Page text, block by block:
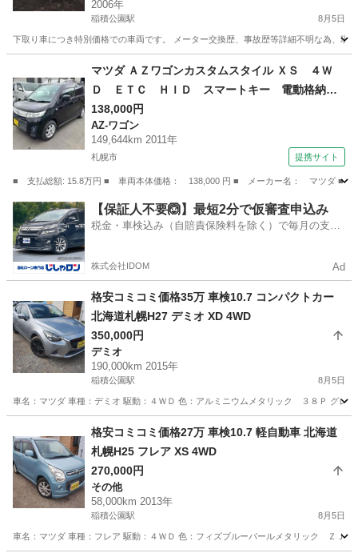
2006年
稲積公園駅 8月5日
下取り車につき特別価格での車両です。 メーター交換歴、事故歴等詳細不明な為、
稲積公園駅 RX-8 30万
マツダ ＡＺワゴンカスタムスタイル ＸＳ ４Ｗ
Ｄ ＥＴＣ ＨＩＤ スマートキー 電動格納ミ
ラー シートヒーター ベンチシート ＣＶＴ
盗難防止システム ＡＢＳ ＣＤ アルミホイー
ル 衝突安全ボディ エアコン パワーステアリ
138,000円
AZ-ワゴン
149,644km 2011年
札幌市 提携サイト
■ 支払総額: 15.8万円 ■ 車両本体価格： 138,000 円 ■ メーカー名： マツダ ■
北海道 札幌市 AZ-ワゴン
【保証人不要🙆】最短2分で仮審査申込み
税金・車検込み（自賠責保険料を除く）で毎月の支払
株式会社IDOM Ad
格安コミコミ価格35万 車検10.7 コンパクトカー
北海道札幌H27 デミオ XD 4WD
350,000円
デミオ
190,000km 2015年
稲積公園駅 8月5日
車名：マツダ 車種：デミオ 駆動：４ＷＤ 色：アルミニウムメタリック ３８Ｐ グレ
稲積公園駅 デミオ 預かり金
格安コミコミ価格27万 車検10.7 軽自動車 北海道
札幌H25 フレア XS 4WD
270,000円
その他
58,000km 2013年
稲積公園駅 8月5日
車名：マツダ 車種：フレア 駆動：４ＷＤ 色：フィズブルーパールメタリック ＺＪ